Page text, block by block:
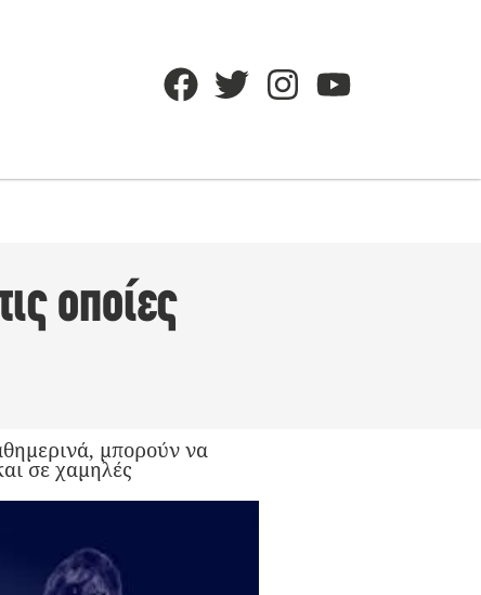
οποίες
μπορούν να
σε χαμηλές